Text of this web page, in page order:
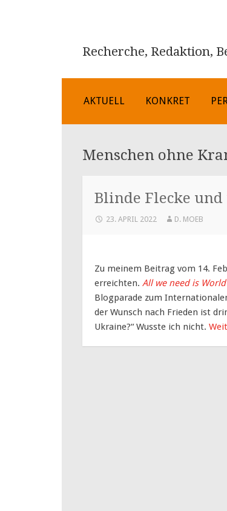
Recherche, Redaktion,
ZUM
SPRINGEN
AKTUELL KONKRET
Menschen ohne
Blinde Flecke
23. APRIL 2022 D. MOEB
Zu meinem Beitrag vom 14.
erreichten. All we need is World
Blogparade zum
der Wunsch nach Frieden ist
Ukraine?“ Wusste ich nicht.